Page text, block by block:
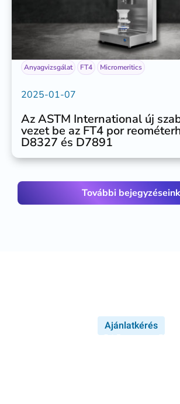
Anyagvizsgálat FT4 Micromeritics
2025-01-07
Az ASTM International új
vezet be az FT4 por
D8327 és D7891
További bejegyzéseink
Ajánlatkérés
Érdeklődik